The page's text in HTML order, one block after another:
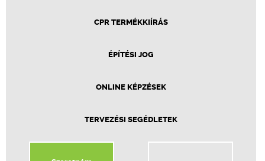
CPR TERMÉKKIÍRÁS
ÉPÍTÉSI JOG
ONLINE KÉPZÉSEK
TERVEZÉSI SEGÉDLETEK